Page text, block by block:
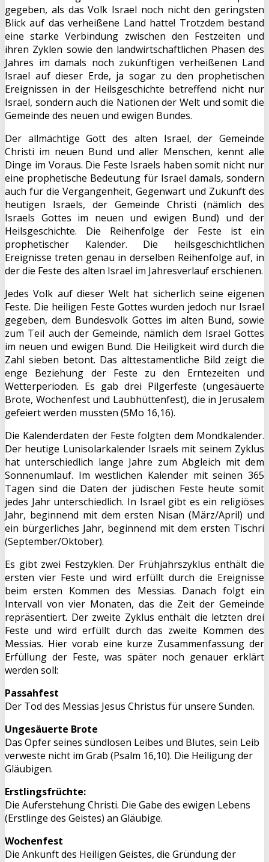
gegeben, als das Volk Israel noch nicht den geringsten
Blick auf das verheißene Land hatte! Trotzdem bestand
eine starke Verbindung zwischen den Festzeiten und
ihren Zyklen sowie den landwirtschaftlichen Phasen des
Jahres im damals noch zukünftigen verheißenen Land
Israel auf dieser Erde, ja sogar zu den prophetischen
Ereignissen in der Heilsgeschichte betreffend nicht nur
Israel, sondern auch die Nationen der Welt und somit die
Gemeinde des neuen und ewigen Bundes.
Der allmächtige Gott des alten Israel, der Gemeinde
Christi im neuen Bund und aller Menschen, kennt alle
Dinge im Voraus. Die Feste Israels haben somit nicht nur
eine prophetische Bedeutung für Israel damals, sondern
auch für die Vergangenheit, Gegenwart und Zukunft des
heutigen Israels, der Gemeinde Christi (nämlich des
Israels Gottes im neuen und ewigen Bund) und der
Heilsgeschichte. Die Reihenfolge der Feste ist ein
prophetischer Kalender. Die heilsgeschichtlichen
Ereignisse treten genau in derselben Reihenfolge auf, in
der die Feste des alten Israel im Jahresverlauf erschienen.
Jedes Volk auf dieser Welt hat sicherlich seine eigenen
Feste. Die heiligen Feste Gottes wurden jedoch nur Israel
gegeben, dem Bundesvolk Gottes im alten Bund, sowie
zum Teil auch der Gemeinde, nämlich dem Israel Gottes
im neuen und ewigen Bund. Die Heiligkeit wird durch die
Zahl sieben betont. Das alttestamentliche Bild zeigt die
enge Beziehung der Feste zu den Erntezeiten und
Wetterperioden. Es gab drei Pilgerfeste (ungesäuerte
Brote, Wochenfest und Laubhüttenfest), die in Jerusalem
gefeiert werden mussten (5Mo 16,16).
Die Kalenderdaten der Feste folgten dem Mondkalender.
Der heutige Lunisolarkalender Israels mit seinem Zyklus
hat unterschiedlich lange Jahre zum Abgleich mit dem
Sonnenumlauf. Im westlichen Kalender mit seinen 365
Tagen sind die Daten der jüdischen Feste heute somit
jedes Jahr unterschiedlich. In Israel gibt es ein religiöses
Jahr, beginnend mit dem ersten Nisan (März/April) und
ein bürgerliches Jahr, beginnend mit dem ersten Tischri
(September/Oktober).
Es gibt zwei Festzyklen. Der Frühjahrszyklus enthält die
ersten vier Feste und wird erfüllt durch die Ereignisse
beim ersten Kommen des Messias. Danach folgt ein
Intervall von vier Monaten, das die Zeit der Gemeinde
repräsentiert. Der zweite Zyklus enthält die letzten drei
Feste und wird erfüllt durch das zweite Kommen des
Messias. Hier vorab eine kurze Zusammenfassung der
Erfüllung der Feste, was später noch genauer erklärt
werden soll:
Passahfest
Der Tod des Messias Jesus Christus für unsere Sünden.
Ungesäuerte Brote
Das Opfer seines sündlosen Leibes und Blutes, sein Leib
verweste nicht im Grab (Psalm 16,10). Die Heiligung der
Gläubigen.
Erstlingsfrüchte:
Die Auferstehung Christi. Die Gabe des ewigen Lebens
(Erstlinge des Geistes) an Gläubige.
Wochenfest
Die Ankunft des Heiligen Geistes, die Gründung der